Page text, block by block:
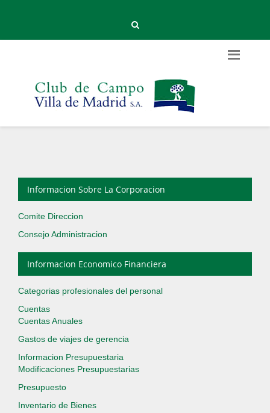
Informacion Sobre La Corporacion
Comite Direccion
Consejo Administracion
Informacion Economico Financiera
Categorias profesionales del personal
Cuentas
Cuentas Anuales
Gastos de viajes de gerencia
Informacion Presupuestaria
Modificaciones Presupuestarias
Presupuesto
Inventario de Bienes